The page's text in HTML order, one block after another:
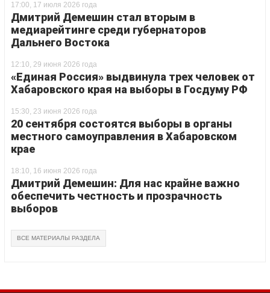
17:00, 17 июля 2026 года
Дмитрий Демешин стал вторым в
медиарейтинге среди губернаторов
Дальнего Востока
12:10, 29 июня 2026 года
«Единая Россия» выдвинула трех человек от
Хабаровского края на выборы в Госдуму РФ
15:30, 23 июня 2026 года
20 сентября состоятся выборы в органы
местного самоуправления в Хабаровском
крае
18:10, 16 июня 2026 года
Дмитрий Демешин: Для нас крайне важно
обеспечить честность и прозрачность
выборов
ВСЕ МАТЕРИАЛЫ РАЗДЕЛА